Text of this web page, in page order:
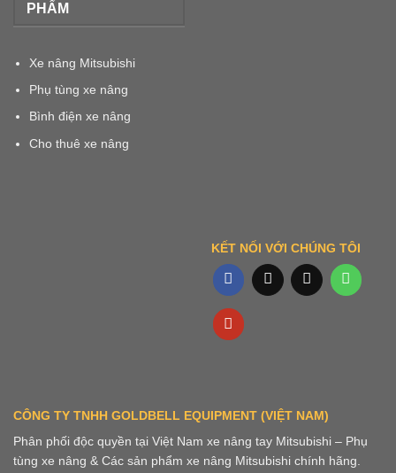
PHẨM
Xe nâng Mitsubishi
Phụ tùng xe nâng
Bình điện xe nâng
Cho thuê xe nâng
KẾT NỐI VỚI CHÚNG TÔI
CÔNG TY TNHH GOLDBELL EQUIPMENT (VIỆT NAM)
Phân phối độc quyền tại Việt Nam xe nâng tay Mitsubishi – Phụ
tùng xe nâng & Các sản phẩm xe nâng Mitsubishi chính hãng.